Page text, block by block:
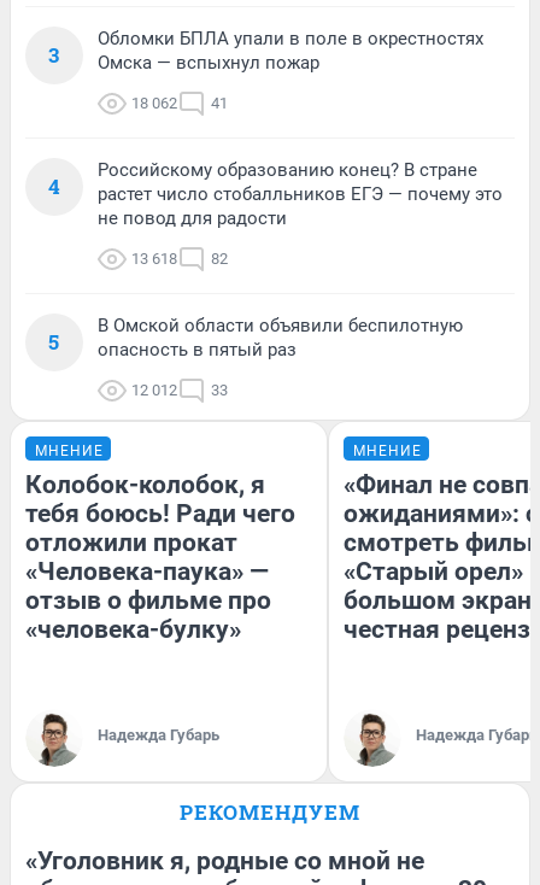
3
Обломки БПЛА упали в поле в окрестностях
Омска — вспыхнул пожар
18 062 41
4
Российскому образованию конец? В стране
растет число стобалльников ЕГЭ — почему это
не повод для радости
13 618 82
5
В Омской области объявили беспилотную
опасность в пятый раз
12 012 33
МНЕНИЕ
Колобок-колобок, я
тебя боюсь! Ради чего
отложили прокат
«Человека-паука» —
отзыв о фильме про
«человека-булку»
Надежда Губарь
МНЕНИЕ
«Финал не
ожиданиями»:
смотреть
«Старый орел»
большом
честная
Надежда Губарь
РЕКОМЕНДУЕМ
«Уголовник я, родные со мной не